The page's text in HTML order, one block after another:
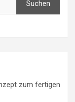
Suchen
zum fertigen